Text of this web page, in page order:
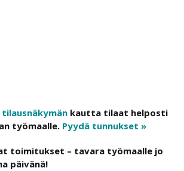
tilausnäkymän kautta tilaat helposti
työmaalle. Pyydä tunnukset »
toimitukset – tavara työmaalle jo
päivänä!